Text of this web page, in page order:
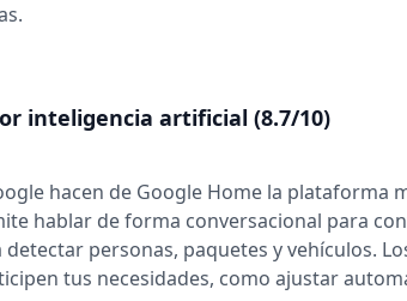
inteligencia artificial (8.7/10)
hacen de Google Home la plataforma
hablar de forma conversacional para
personas, paquetes y vehículos.
tus necesidades, como ajustar